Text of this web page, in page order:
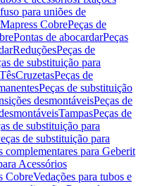
para uniões de
CobrePeças de
Pontas de abocardarPeças
ReduçõesPeças de
de substituição para
CruzetasPeças de
Peças de substituição
desmontáveisPeças de
TampasPeças de
de substituição para
de substituição para
complementares para Geberit
Acessórios
CobreVedações para tubos e